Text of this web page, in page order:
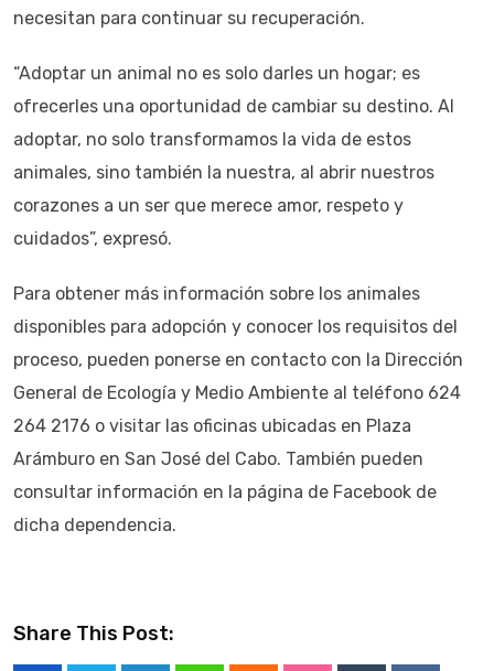
necesitan para continuar su recuperación.
“Adoptar un animal no es solo darles un hogar; es
ofrecerles una oportunidad de cambiar su destino. Al
adoptar, no solo transformamos la vida de estos
animales, sino también la nuestra, al abrir nuestros
corazones a un ser que merece amor, respeto y
cuidados”, expresó.
Para obtener más información sobre los animales
disponibles para adopción y conocer los requisitos del
proceso, pueden ponerse en contacto con la Dirección
General de Ecología y Medio Ambiente al teléfono 624
264 2176 o visitar las oficinas ubicadas en Plaza
Arámburo en San José del Cabo. También pueden
consultar información en la página de Facebook de
dicha dependencia.
Share This Post: